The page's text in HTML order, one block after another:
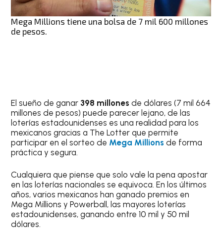
Mega Millions tiene una bolsa de 7 mil 600 millones
de pesos.
El sueño de ganar 398 millones de dólares (7 mil 664
millones de pesos) puede parecer lejano, de las
loterías estadounidenses es una realidad para los
mexicanos gracias a The Lotter que permite
participar en el sorteo de Mega Millions de forma
práctica y segura.
Cualquiera que piense que solo vale la pena apostar
en las loterías nacionales se equivoca. En los últimos
años, varios mexicanos han ganado premios en
Mega Millions y Powerball, las mayores loterías
estadounidenses, ganando entre 10 mil y 50 mil
dólares.